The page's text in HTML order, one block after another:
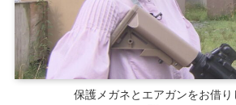
保護メガネとエアガンをお借り